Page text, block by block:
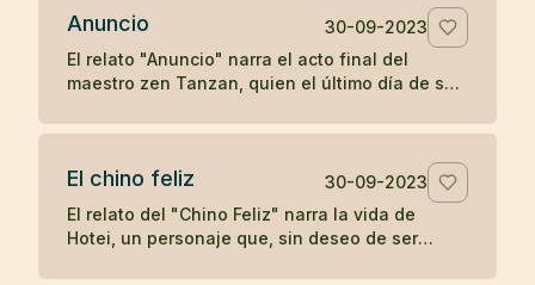
Anuncio
30-09-2023
El relato "Anuncio" narra el acto final del
maestro zen Tanzan, quien el último día de su
partida. Con simplicidad y aceptación, Tanzan
la muerte.
El chino feliz
30-09-2023
El relato del "Chino Feliz" narra la vida de
Hotei, un personaje que, sin deseo de ser